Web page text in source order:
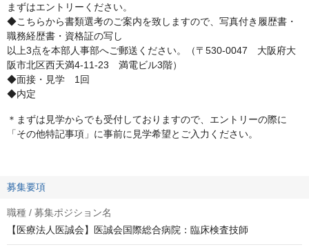
まずはエントリーください。
◆こちらから書類選考のご案内を致しますので、写真付き履歴書・
職務経歴書・資格証の写し
以上3点を本部人事部へご郵送ください。（〒530-0047 大阪府大
阪市北区西天満4-11-23 満電ビル3階）
◆面接・見学 1回
◆内定
＊まずは見学からでも受付しておりますので、エントリーの際に
「その他特記事項」に事前に見学希望とご入力ください。
募集要項
職種 / 募集ポジション名
【医療法人医誠会】医誠会国際総合病院：臨床検査技師